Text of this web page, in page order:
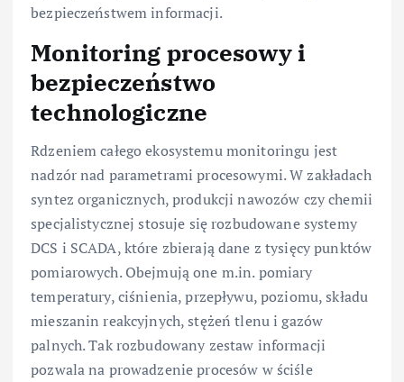
bezpieczeństwem informacji.
Monitoring procesowy i
bezpieczeństwo
technologiczne
Rdzeniem całego ekosystemu monitoringu jest
nadzór nad parametrami procesowymi. W zakładach
syntez organicznych, produkcji nawozów czy chemii
specjalistycznej stosuje się rozbudowane systemy
DCS i SCADA, które zbierają dane z tysięcy punktów
pomiarowych. Obejmują one m.in. pomiary
temperatury, ciśnienia, przepływu, poziomu, składu
mieszanin reakcyjnych, stężeń tlenu i gazów
palnych. Tak rozbudowany zestaw informacji
pozwala na prowadzenie procesów w ściśle